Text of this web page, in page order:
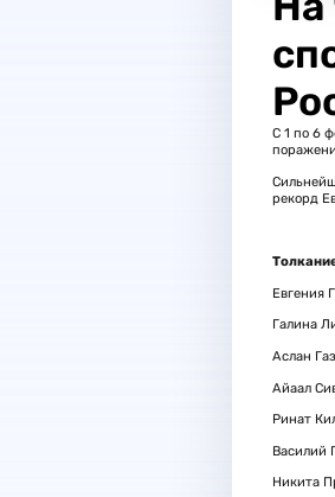
С 1 по 6
рекорд
Евгения
Галина
Аслан
Айаал
Ринат
Василий
Никита